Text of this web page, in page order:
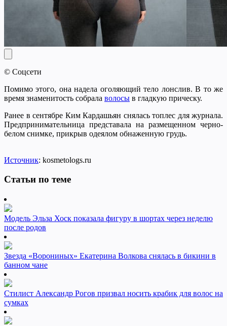
© Соцсети
Помимо этого, она надела оголяющий тело лонслив. В то же
время знаменитость собрала волосы в гладкую прическу.
Ранее в сентябре Ким Кардашьян снялась топлес для журнала.
Предпринимательница представала на размещенном черно-
белом снимке, прикрыв одеялом обнаженную грудь.
Источник: kosmetologs.ru
Статьи по теме
Модель Эльза Хоск показала фигуру в шортах через неделю
после родов
Звезда «Ворониных» Екатерина Волкова снялась в бикини в
банном чане
Стилист Александр Рогов призвал носить крабик для волос на
сумках